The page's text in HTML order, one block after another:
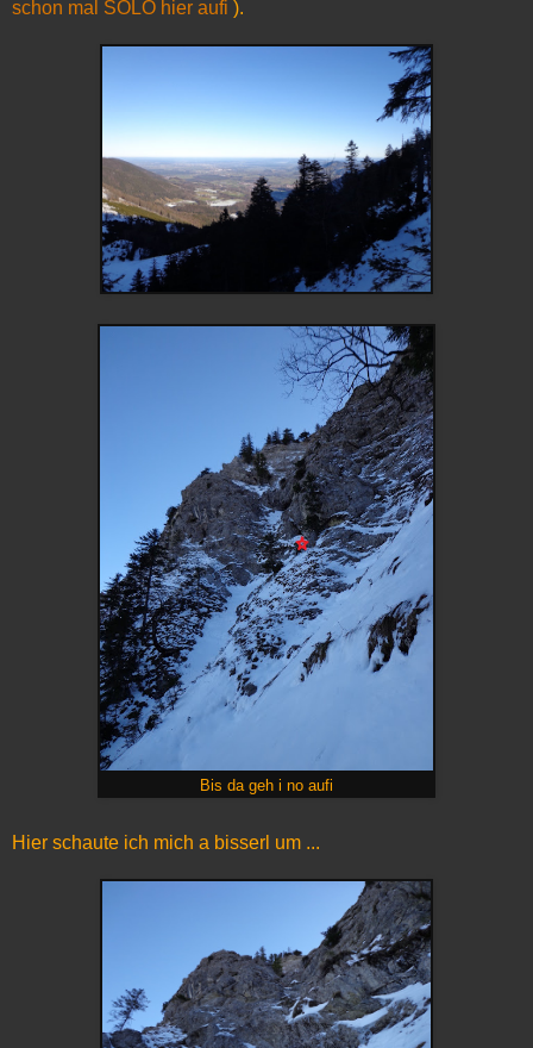
schon mal SOLO hier aufi ).
Bis da geh i no aufi
Hier schaute ich mich a bisserl um ...